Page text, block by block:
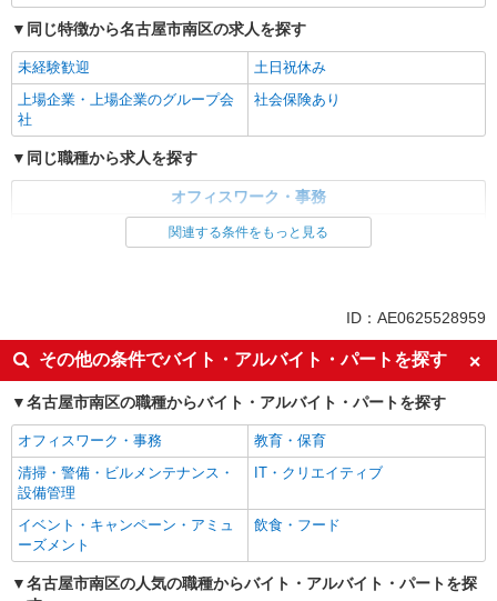
同じ特徴から名古屋市南区の求人を探す
未経験歓迎
土日祝休み
上場企業・上場企業のグループ会
社
社会保険あり
同じ職種から求人を探す
オフィスワーク・事務
経理・人事・労務・総務・法務
上場企業・上場企業のグループ会
社
社会保険あり
関連する条件をもっと見る
ID：AE0625528959
その他の条件でバイト・アルバイト・パートを探す
名古屋市南区の職種からバイト・アルバイト・パートを探す
オフィスワーク・事務
教育・保育
清掃・警備・ビルメンテナンス・
設備管理
IT・クリエイティブ
イベント・キャンペーン・アミュ
ーズメント
飲食・フード
名古屋市南区の人気の職種からバイト・アルバイト・パートを探